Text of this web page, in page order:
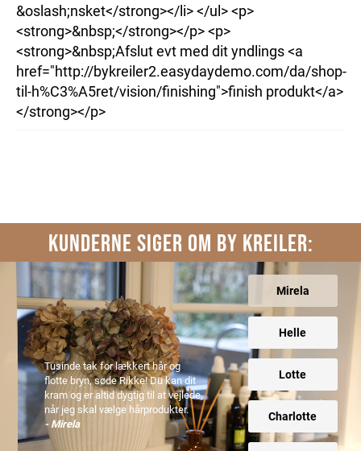
&oslash;nsket</strong></li> </ul> <p>
<strong>&nbsp;</strong></p> <p>
<strong>&nbsp;Afslut evt med dit yndlings <a
href="http://bykreiler2.easydaydemo.com/da/shop-
til-h%C3%A5ret/vision/finishing">finish produkt</a>
</strong></p>
KUNDERNE SIGER OM BY KREILER:
Mirela
Helle
Lotte
Charlotte
Tusinde tak for lækkert hår og
flotte bryn, søde Rikke! Du kan dit
kram og er altid dygtig til at vejlede,
når jeg skal vælge hårprodukter.
- Mirela